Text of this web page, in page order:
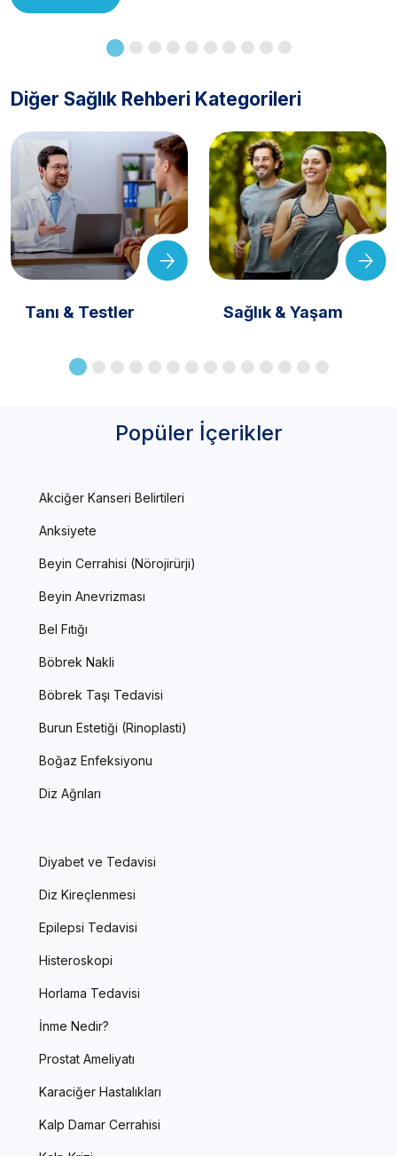
Diğer Sağlık Rehberi Kategorileri
Tanı & Testler Sağlık & Yaşam
Popüler İçerikler
Akciğer Kanseri Belirtileri
Anksiyete
Beyin Cerrahisi (Nörojirürji)
Beyin Anevrizması
Bel Fıtığı
Böbrek Nakli
Böbrek Taşı Tedavisi
Burun Estetiği (Rinoplasti)
Boğaz Enfeksiyonu
Diz Ağrıları
Diyabet ve Tedavisi
Diz Kireçlenmesi
Epilepsi Tedavisi
Histeroskopi
Horlama Tedavisi
İnme Nedir?
Prostat Ameliyatı
Karaciğer Hastalıkları
Kalp Damar Cerrahisi